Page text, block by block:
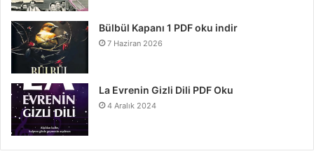
Bülbül Kapanı 1 PDF oku indir
7 Haziran 2026
La Evrenin Gizli Dili PDF Oku
4 Aralık 2024